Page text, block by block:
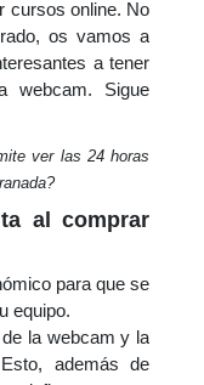
cursos online. No
os vamos a
a tener
webcam. Sigue
ver las 24 horas
al comprar
para que se
equipo.
la webcam y la
además de